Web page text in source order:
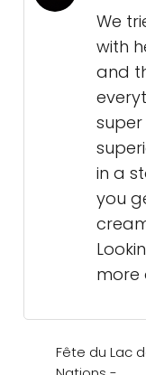
We
with
and
in a
you
more
Fête du Lac